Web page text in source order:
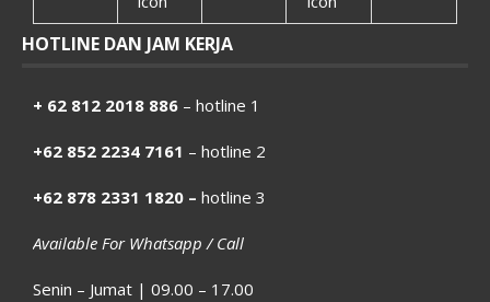
HOTLINE DAN JAM KERJA
+ 62 812 2018 886 – hotline 1
+62 852 2234 7161 – hotline 2
+62 878 2331 1820 – hotline 3
Available For Whatsapp / Call
Senin – Jumat | 09.00 – 17.00